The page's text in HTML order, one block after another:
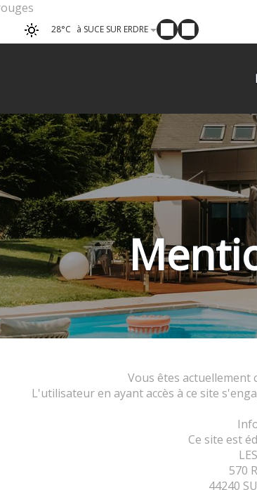
28°C à SUCE SUR ERDRE
Vous êtes actuellement
L'utilisateur en ayant accès à ce site
Ce site est
570
44240